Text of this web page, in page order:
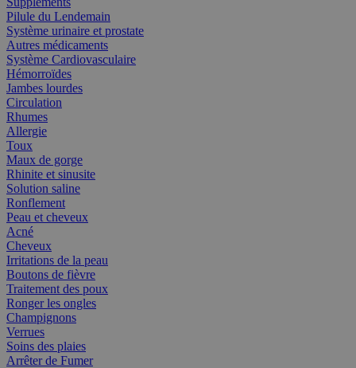
Pilule du Lendemain
Système urinaire et prostate
Autres médicaments
Système Cardiovasculaire
Hémorroïdes
Jambes lourdes
Circulation
Rhumes
Allergie
Toux
Maux de gorge
Rhinite et sinusite
Solution saline
Ronflement
Peau et cheveux
Acné
Cheveux
Irritations de la peau
Boutons de fièvre
Traitement des poux
Ronger les ongles
Champignons
Verrues
Soins des plaies
Arrêter de Fumer